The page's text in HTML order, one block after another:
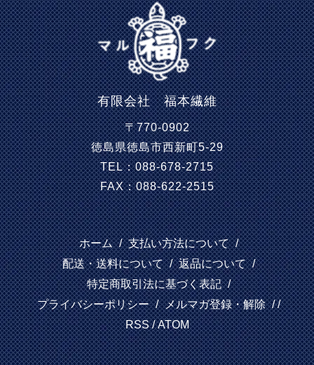
有限会社 福本繊維
〒770-0902
徳島県徳島市西新町5-29
TEL：088-678-2715
FAX：088-622-2515
ホーム / 支払い方法について /
配送・送料について / 返品について /
特定商取引法に基づく表記 /
プライバシーポリシー / メルマガ登録・解除 / /
RSS/ATOM